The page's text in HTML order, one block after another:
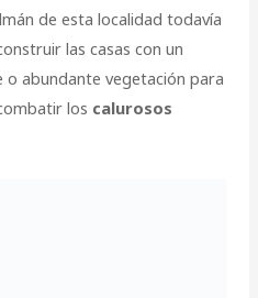
de esta localidad todavía
las casas con un
abundante vegetación para
los calurosos